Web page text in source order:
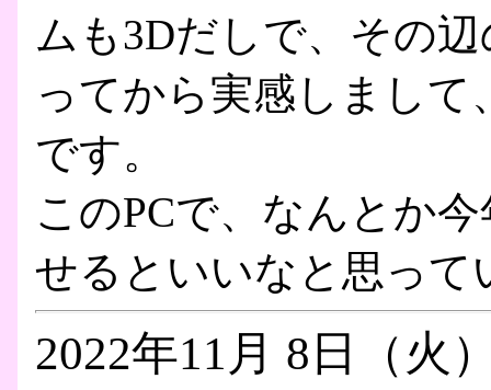
ムも3Dだしで、その
ってから実感しまし
です。
このPCで、なんとか
せるといいなと思って
2022年11月 8日（火